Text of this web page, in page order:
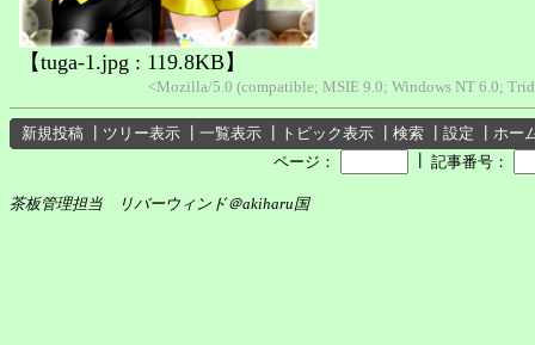
【tuga-1.jpg : 119.8KB】
<Mozilla/5.0 (compatible; MSIE 9.0; Windows NT 6.0;
新規投稿 ツリー表示 一覧表示 トピック表示 検索 設定
ホー
ページ：
記事番号：
茶板管理担当 リバーウィンド＠akiharu国